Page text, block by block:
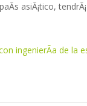
asiÃ¡tico,
ingenierÃ­a de la